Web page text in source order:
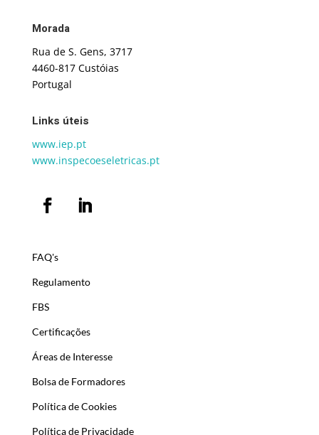
Morada
Rua de S. Gens, 3717
4460-817 Custóias
Portugal
Links úteis
www.iep.pt
www.inspecoeseletricas.pt
FAQ's
Regulamento
FBS
Certificações
Áreas de Interesse
Bolsa de Formadores
Política de Cookies
Política de Privacidade